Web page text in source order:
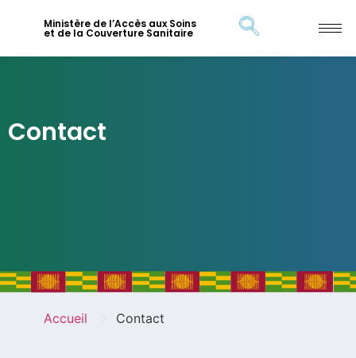
Ministère de l’Accès aux Soins
et de la Couverture Sanitaire
Contact
Accueil Contact